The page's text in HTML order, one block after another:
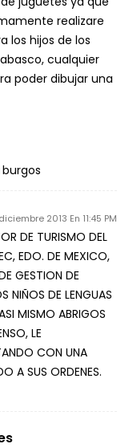
realizare
los hijos de los
cualquier
poder dibujar una
2013 En 11:45 PM
DE TURISMO DEL
EDO. DE MEXICO,
GESTION DE
NIÑOS DE LENGUAS
MISMO ABRIGOS
LE
CON UNA
A SUS ORDENES.